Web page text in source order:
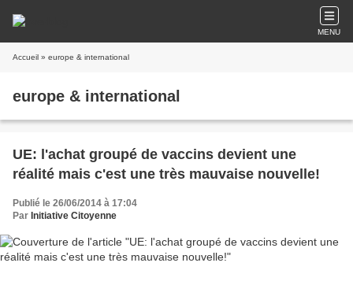
MENU
Accueil » europe & international
europe & international
UE: l'achat groupé de vaccins devient une
réalité mais c'est une très mauvaise nouvelle!
Publié le 26/06/2014 à 17:04
Par Initiative Citoyenne